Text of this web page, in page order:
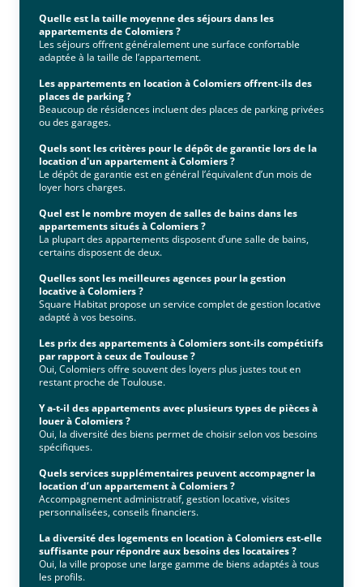
Quelle est la taille moyenne des séjours dans les
appartements de Colomiers ?
Les séjours offrent généralement une surface confortable
adaptée à la taille de l’appartement.
Les appartements en location à Colomiers offrent-ils des
places de parking ?
Beaucoup de résidences incluent des places de parking privées
ou des garages.
Quels sont les critères pour le dépôt de garantie lors de la
location d'un appartement à Colomiers ?
Le dépôt de garantie est en général l’équivalent d’un mois de
loyer hors charges.
Quel est le nombre moyen de salles de bains dans les
appartements situés à Colomiers ?
La plupart des appartements disposent d’une salle de bains,
certains disposent de deux.
Quelles sont les meilleures agences pour la gestion
locative à Colomiers ?
Square Habitat propose un service complet de gestion locative
adapté à vos besoins.
Les prix des appartements à Colomiers sont-ils compétitifs
par rapport à ceux de Toulouse ?
Oui, Colomiers offre souvent des loyers plus justes tout en
restant proche de Toulouse.
Y a-t-il des appartements avec plusieurs types de pièces à
louer à Colomiers ?
Oui, la diversité des biens permet de choisir selon vos besoins
spécifiques.
Quels services supplémentaires peuvent accompagner la
location d’un appartement à Colomiers ?
Accompagnement administratif, gestion locative, visites
personnalisées, conseils financiers.
La diversité des logements en location à Colomiers est-elle
suffisante pour répondre aux besoins des locataires ?
Oui, la ville propose une large gamme de biens adaptés à tous
les profils.